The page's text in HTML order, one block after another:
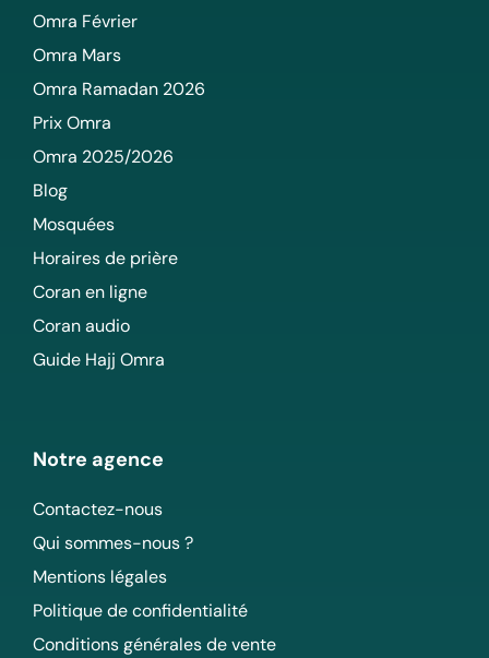
Omra Février
Omra Mars
Omra Ramadan 2026
Prix Omra
Omra 2025/2026
Blog
Mosquées
Horaires de prière
Coran en ligne
Coran audio
Guide Hajj Omra
Notre agence
Contactez-nous
Qui sommes-nous ?
Mentions légales
Politique de confidentialité
Conditions générales de vente